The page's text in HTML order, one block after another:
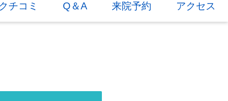
チコミ Q＆A 来院予約 アクセス